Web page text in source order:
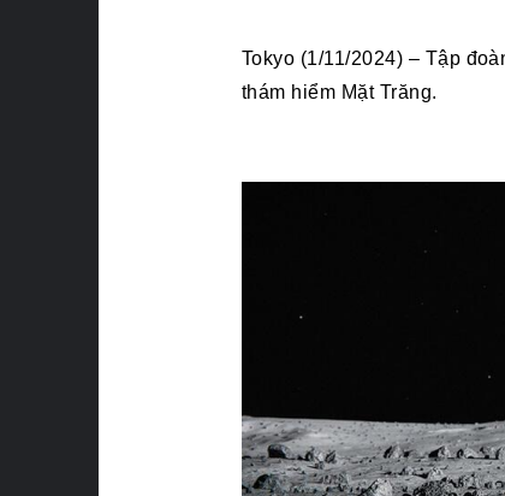
Tokyo (1/11/2024) – Tập
thám hiểm Mặt Trăng.